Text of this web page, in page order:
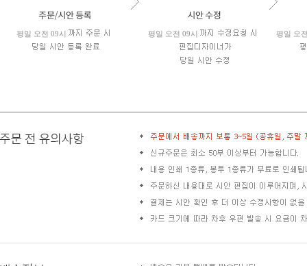
평일 오전 09시 평일 오전 09시 평일 오